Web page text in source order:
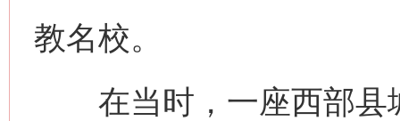
教名校。
在当时，一座西部县